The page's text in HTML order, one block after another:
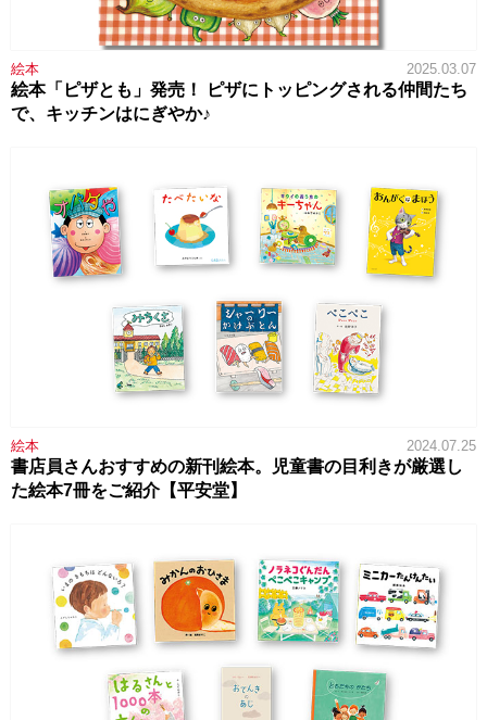
絵本 2025.03.07
絵本「ピザとも」発売！ ピザにトッピングされる仲間たち
で、キッチンはにぎやか♪
絵本 2024.07.25
書店員さんおすすめの新刊絵本。児童書の目利きが厳選し
た絵本7冊をご紹介【平安堂】